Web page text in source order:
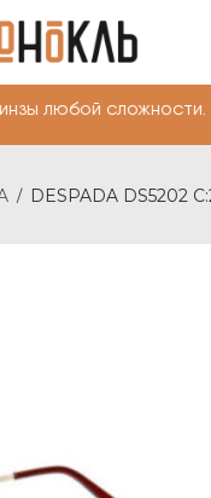
/ DESPADA DS5202